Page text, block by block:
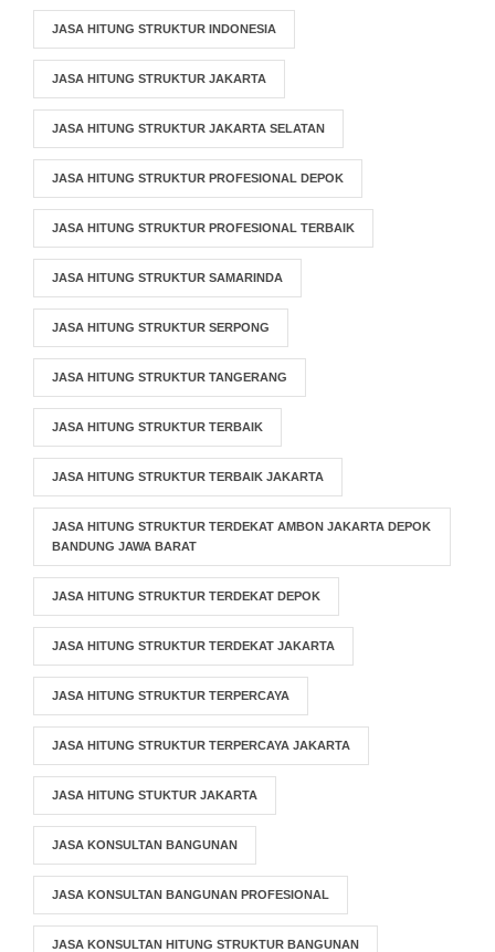
JASA HITUNG STRUKTUR INDONESIA
JASA HITUNG STRUKTUR JAKARTA
JASA HITUNG STRUKTUR JAKARTA SELATAN
JASA HITUNG STRUKTUR PROFESIONAL DEPOK
JASA HITUNG STRUKTUR PROFESIONAL TERBAIK
JASA HITUNG STRUKTUR SAMARINDA
JASA HITUNG STRUKTUR SERPONG
JASA HITUNG STRUKTUR TANGERANG
JASA HITUNG STRUKTUR TERBAIK
JASA HITUNG STRUKTUR TERBAIK JAKARTA
JASA HITUNG STRUKTUR TERDEKAT AMBON JAKARTA DEPOK
BANDUNG JAWA BARAT
JASA HITUNG STRUKTUR TERDEKAT DEPOK
JASA HITUNG STRUKTUR TERDEKAT JAKARTA
JASA HITUNG STRUKTUR TERPERCAYA
JASA HITUNG STRUKTUR TERPERCAYA JAKARTA
JASA HITUNG STUKTUR JAKARTA
JASA KONSULTAN BANGUNAN
JASA KONSULTAN BANGUNAN PROFESIONAL
JASA KONSULTAN HITUNG STRUKTUR BANGUNAN